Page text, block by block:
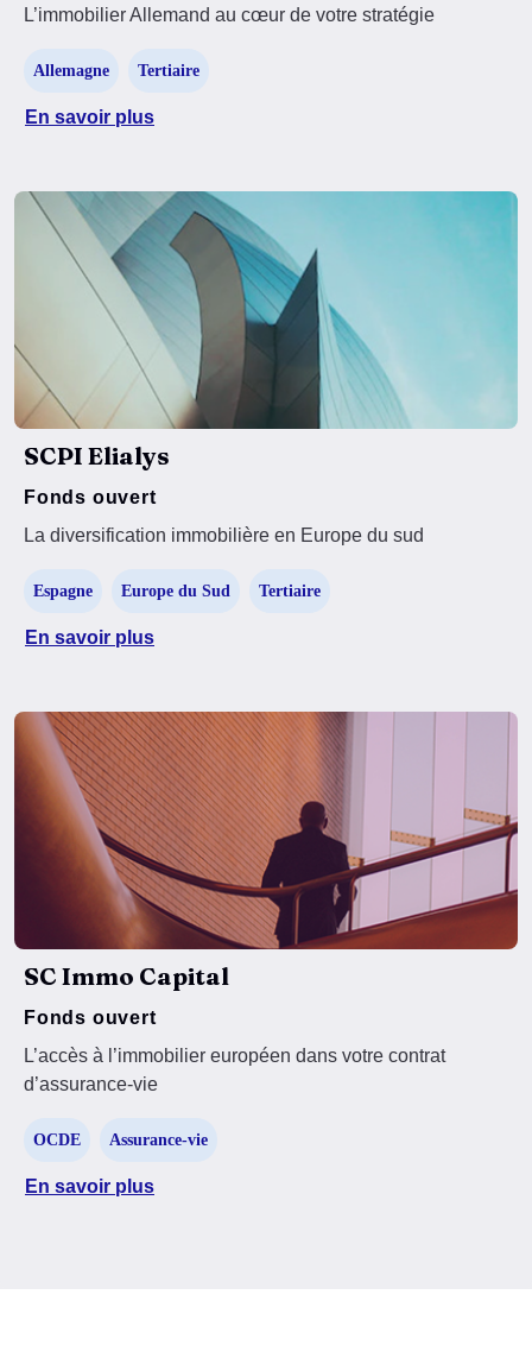
L’immobilier Allemand au cœur de votre stratégie
Allemagne Tertiaire
En savoir plus
SCPI Elialys
Fonds ouvert
La diversification immobilière en Europe du sud
Espagne Europe du Sud Tertiaire
En savoir plus
SC Immo Capital
Fonds ouvert
L’accès à l’immobilier européen dans votre contrat
d’assurance-vie
OCDE Assurance-vie
En savoir plus